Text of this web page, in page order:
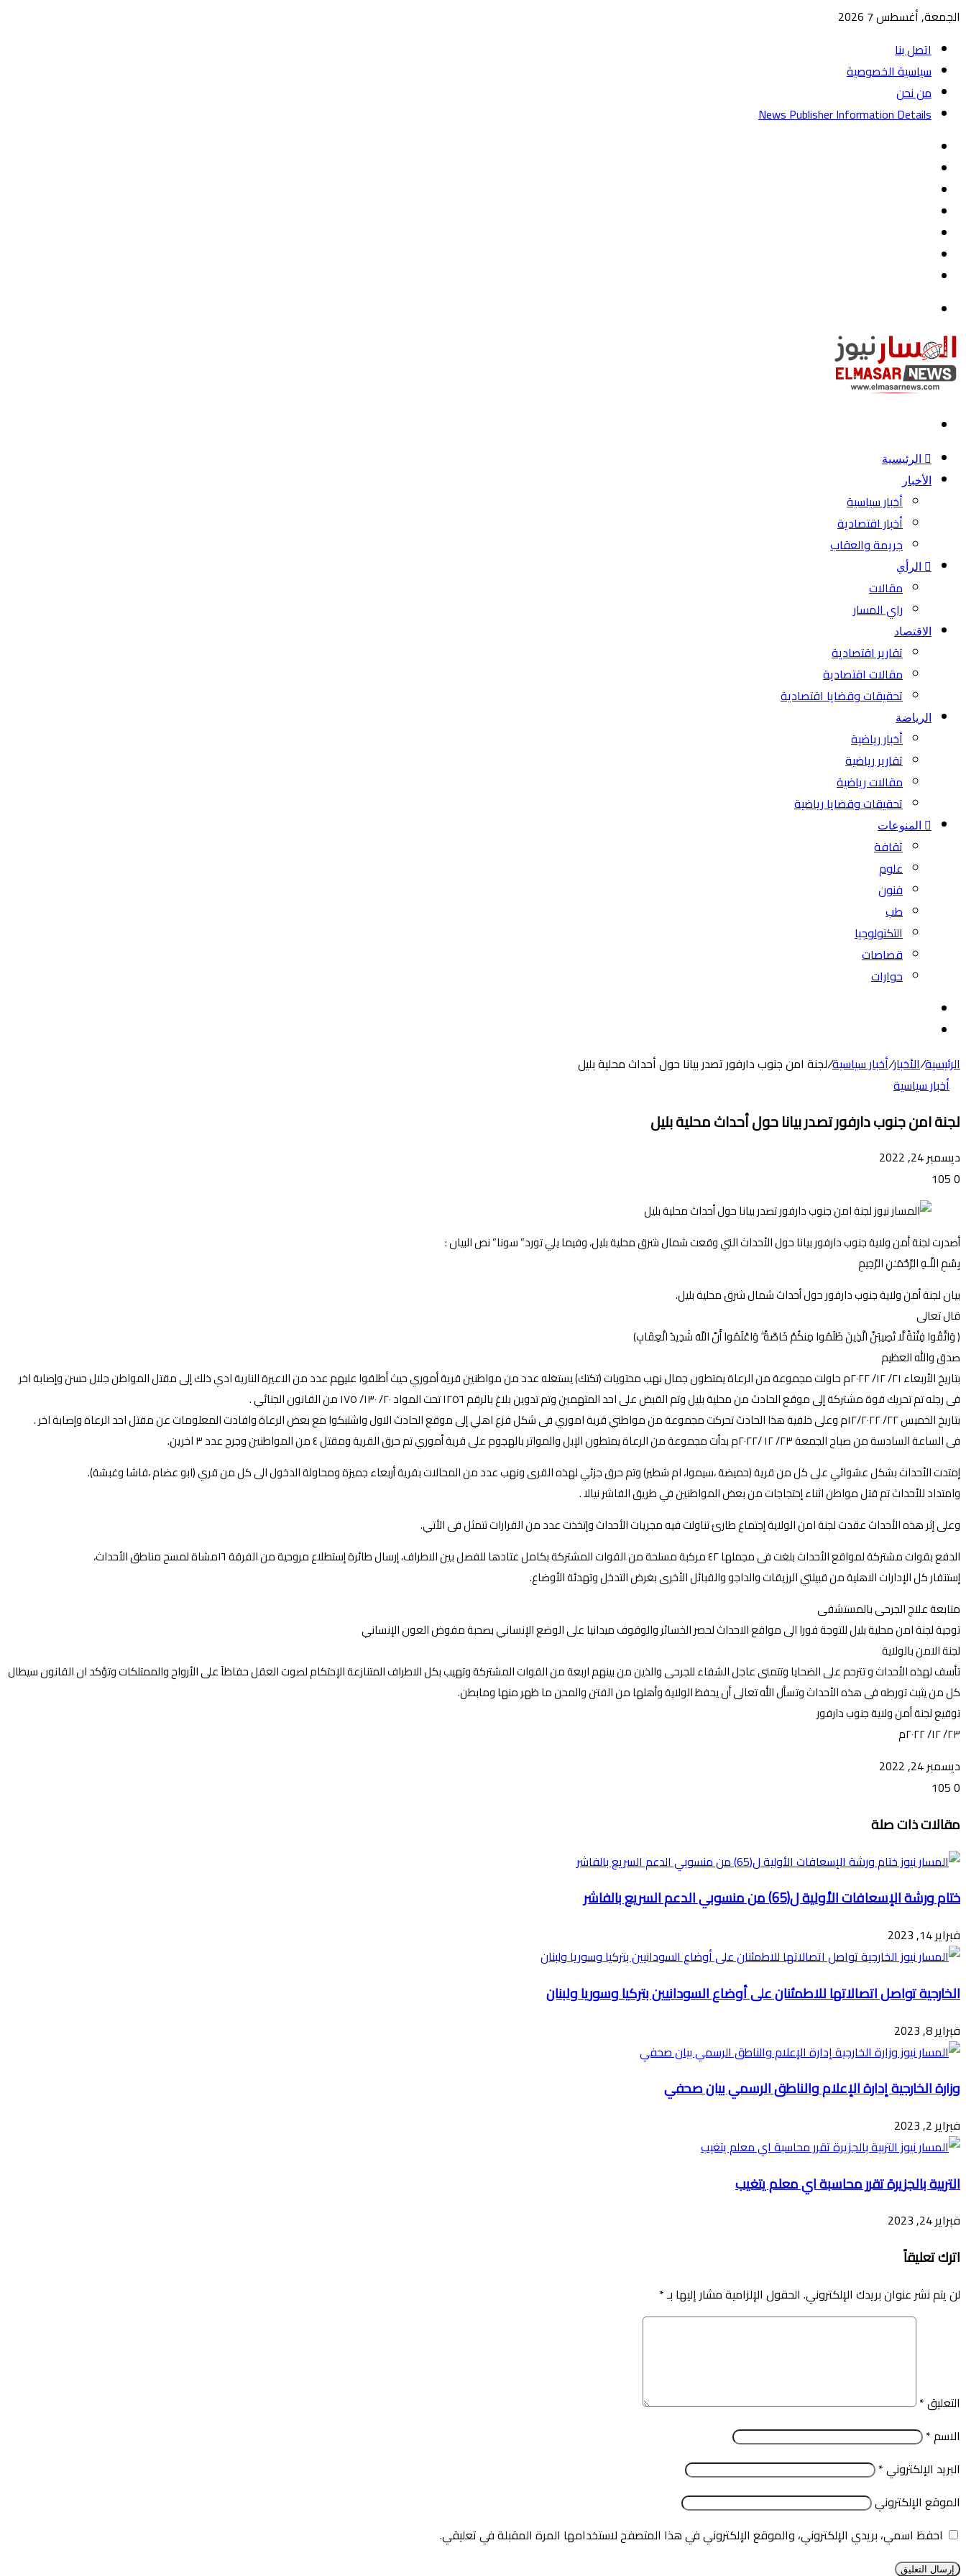
الجمعة, أغسطس 7 2026
اتصل بنا
سياسية الخصوصية
من نحن
News Publisher Information Details
الرئيسية
الأخبار
أخبار سياسية
أخبار اقتصادية
جريمة والعقاب
الرأي
مقالات
راي المسار
الاقتصاد
تقارير اقتصادية
مقالات اقتصادية
تحقيقات وقضايا اقتصادية
الرياضة
أخبار رياضية
تقارير رياضية
مقالات رياضية
تحقيقات وقضايا رياضية
المنوعات
ثقافة
علوم
فنون
طب
التكنولوجيا
قصاصات
حوارات
الرئيسية/الأخبار/أخبار سياسية/لجنة امن جنوب دارفور تصدر بيانا حول أحداث محلية بليل
أخبار سياسية
لجنة امن جنوب دارفور تصدر بيانا حول أحداث محلية بليل
ديسمبر 24, 2022
0
أصدرت لجنة أمن ولاية جنوب دارفور بيانا حول الأحداث التي وقعت شمال شرق محلية بليل، وفيما يلي تورد” سونا” نص البيان :
بِسْمِ اللَّـهِ الرَّحْمَـٰنِ الرَّحِيمِ
بيان لجنة أمن ولاية جنوب دارفور حول أحداث شمال شرق محلية بليل.
قال تعالى
﴿ وَاتَّقُوا فِتْنَةً لَّا تُصِيبَنَّ الَّذِينَ ظَلَمُوا مِنكُمْ خَاصَّةً ۖ وَاعْلَمُوا أَنَّ اللَّهَ شَدِيدُ الْعِقَابِ﴾
صدق والله العظيم
بتاريخ الأربعاء ٢١/ ١٢/ ٢٠٢٢م حاولت مجموعة من الرعاة يمتطون جمال نهب محتويات (تكتك) يستغله عدد من مواطنين قرية أموري حيث أطلقوا عليهم عدد من الاعيرة النارية ادي ذلك إلى مقتل المواطن جلال حسن وإصابة اخر
فى رجله تم تحريك قوة مشتركة إلى موقع الحادث من محلية بليل وتم القبض على احد المتهمين وتم تدوين بلاغ بالرقم ١٢٥٦ تحت المواد ٢٠/ ١٣٠/ ١٧٥ من القانون الجنائي .
بتاريخ الخميس ٢٢/ ١٢/٢٠٢٢م وعلى خلفية هذا الحادث تحركت مجموعة من مواطني قرية اموري فى شكل فزع اهلي إلى موقع الحادث الاول واشتبكوا مع بعض الرعاة وافادت المعلومات عن مقتل احد الرعاة وإصابة اخر .
فى الساعة السادسة من صباح الجمعة ٢٣/ ١٢ /٢٠٢٢م بدأت مجموعة من الرعاة يمتطون الإبل والمواتر بالهجوم على قرية أموري تم حرق القرية ومقتل ٤ من المواطنين وجرح عدد ٣ اخرين.
إمتدت الأحداث بشكل عشوائي على كل من قرية (حميضة ،سيموا، ام شطير) وتم حرق جزئي لهذه القرى ونهب عدد من المحالات بقرية أربعاء جميزة ومحاولة الدخول الى كل من قري (ابو عضام ،فاشا وغبشة).
وامتداد للأحداث تم قتل مواطن اثناء إحتجاجات من بعض المواطنين في طريق الفاشر نيالا .
وعلى إثر هذه الأحداث عقدت لجنة امن الولاية إجتماع طارئ تناولت فيه مجريات الأحداث وإتخذت عدد من القرارات تتمثل فى الأتي.
الدفع بقوات مشتركة لمواقع الأحداث بلغت فى مجملها ٤٢ مركبة مسلحة من القوات المشتركة بكامل عتادها للفصل بين الاطراف، إرسال طائرة إستطلاع مروحية من الفرقة ١٦مشاة لمسح مناطق الأحداث،
إستنفار كل الإدارات الاهلية من قبيلتي الرزيقات والداجو والقبائل الأخرى بغرض التدخل وتهدئة الأوضاع.
متابعة علاج الجرحى بالمستشفى
توجية لجنة امن محلية بليل للتوجة فورا الى مواقع الاحداث لحصر الخسائر والوقوف ميدانيا على الوضع الإنساني بصحبة مفوض العون الإنساني
لجنة الامن بالولاية
تأسف لهذه الأحداث و تترحم على الضحايا وتتمنى عاجل الشفاء للجرحى والذين من بينهم اربعة من القوات المشتركة وتهيب بكل الاطراف المتنازعة الإحتكام لصوت العقل حفاظآ على الأرواح والممتلكات وتؤكد ان القانون سيطال
كل من يثبت تورطه فى هذه الأحداث وتسأل الله تعالى أن يحفظ الولاية وأهلها من الفتن والمحن ما ظهر منها ومابطن.
توقيع لجنة أمن ولاية جنوب دارفور
٢٣/ ١٢/ ٢٠٢٢م
ديسمبر 24, 2022
0
عبر
البريد
مقالات ذات صلة
ختام ورشة الإسعافات الأولية ل(65) من منسوبي الدعم السريع بالفاشر
فبراير 14, 2023
الخارجية تواصل اتصالاتها للاطمئنان على أوضاع السودانيين بتركيا وسوريا ولبنان
فبراير 8, 2023
وزارة الخارجية إدارة الإعلام والناطق الرسمي بيان صحفي
فبراير 2, 2023
التربية بالجزيرة تقرر محاسبة اي معلم يتغيب
فبراير 24, 2023
اترك تعليقاً
لن يتم نشر عنوان بريدك الإلكتروني. الحقول الإلزامية مشار إليها بـ*
التعليق*
الاسم*
البريد الإلكتروني*
الموقع الإلكتروني
احفظ اسمي، بريدي الإلكتروني، والموقع الإلكتروني في هذا المتصفح لاستخدامها المرة المقبلة في تعليقي.